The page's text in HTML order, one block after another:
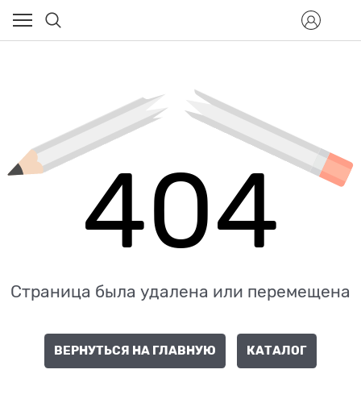
404
Страница была удалена или перемещена
ВЕРНУТЬСЯ НА ГЛАВНУЮ КАТАЛОГ